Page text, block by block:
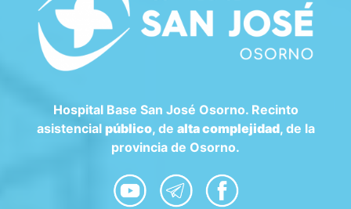
Hospital Base San José Osorno. Recinto
asistencial público, de alta complejidad, de la
provincia de Osorno.